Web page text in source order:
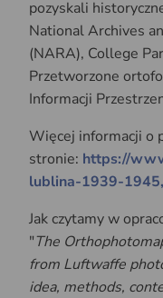
pozyskali
National Archives
(NARA), College
Przetworzone
Informacji
Więcej informacji o
stronie: https://
lublina-1939-
Jak czytamy w
"The
from Luftwaffe
idea, methods,